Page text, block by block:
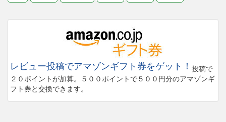
レビュー投稿でアマゾンギフト券をゲット！ 投稿で
２０ポイントが加算。５００ポイントで５００円分のアマゾンギ
フト券と交換できます。